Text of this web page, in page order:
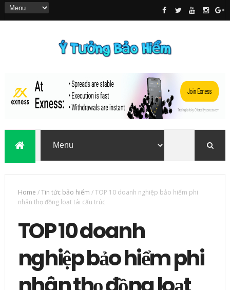
Home /Tin tức bảo hiểm /TOP 10 doanh nghiệp bảo hiểm phi
nhân thọ đồng loạt tái cấu trúc
TOP 10 doanh
nghiệp bảo hiểm phi